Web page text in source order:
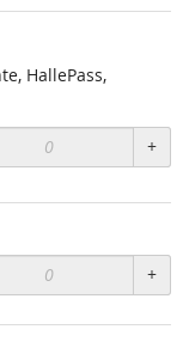
HallePass,
+
+